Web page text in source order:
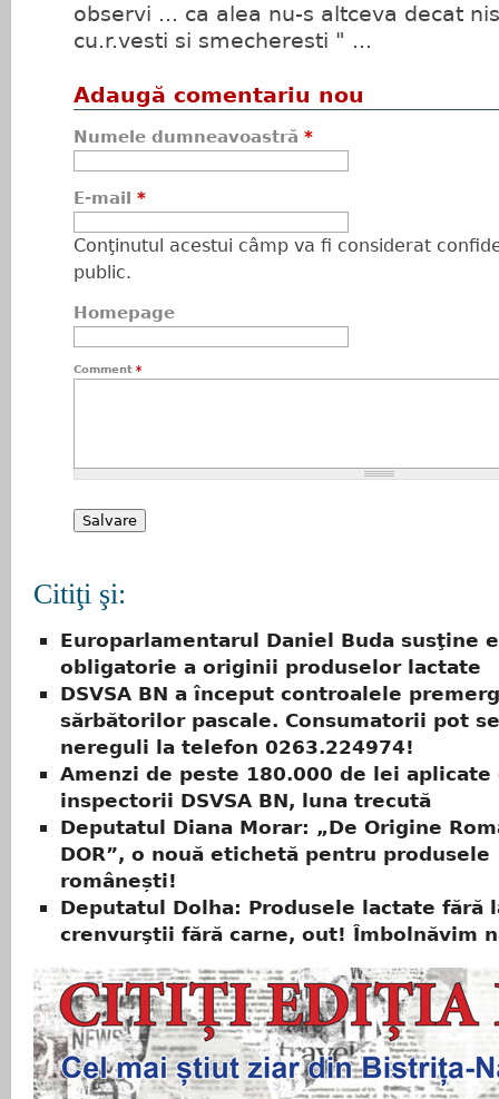
observi ... ca alea nu-s altceva decat
cu.r.vesti si smecheresti " ...
Adaugă comentariu nou
Numele dumneavoastră *
E-mail *
Conţinutul acestui câmp va fi considerat
public.
Homepage
Comment *
Citiţi şi:
Europarlamentarul Daniel Buda susţine
obligatorie a originii produselor lactate
DSVSA BN a început controalele
sărbătorilor pascale. Consumatorii pot
nereguli la telefon 0263.224974!
Amenzi de peste 180.000 de lei aplicate
inspectorii DSVSA BN, luna trecută
Deputatul Diana Morar: „De Origine
DOR”, o nouă etichetă pentru produsele
românești!
Deputatul Dolha: Produsele lactate fără
crenvurştii fără carne, out! Îmbolnăvim